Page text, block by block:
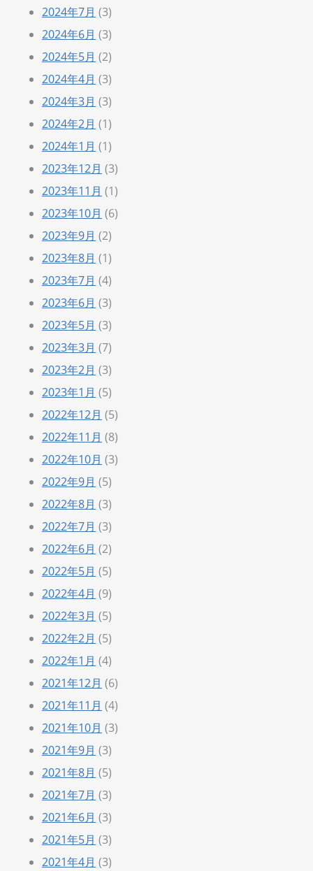
2024年7月 (3)
2024年6月 (3)
2024年5月 (2)
2024年4月 (3)
2024年3月 (3)
2024年2月 (1)
2024年1月 (1)
2023年12月 (3)
2023年11月 (1)
2023年10月 (6)
2023年9月 (2)
2023年8月 (1)
2023年7月 (4)
2023年6月 (3)
2023年5月 (3)
2023年3月 (7)
2023年2月 (3)
2023年1月 (5)
2022年12月 (5)
2022年11月 (8)
2022年10月 (3)
2022年9月 (5)
2022年8月 (3)
2022年7月 (3)
2022年6月 (2)
2022年5月 (5)
2022年4月 (9)
2022年3月 (5)
2022年2月 (5)
2022年1月 (4)
2021年12月 (6)
2021年11月 (4)
2021年10月 (3)
2021年9月 (3)
2021年8月 (5)
2021年7月 (3)
2021年6月 (3)
2021年5月 (3)
2021年4月 (3)